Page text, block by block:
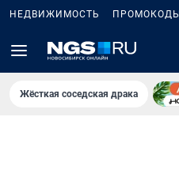
НЕДВИЖИМОСТЬ ПРОМОКОДЫ
Жёсткая соседская драка